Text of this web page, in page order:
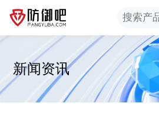
新闻资讯